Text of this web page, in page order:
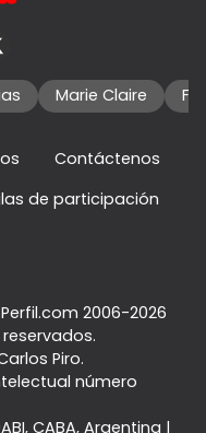
Marie Claire
Contáctenos
de participación
2006-2026
Piro.
número
, CABA, Argentina |